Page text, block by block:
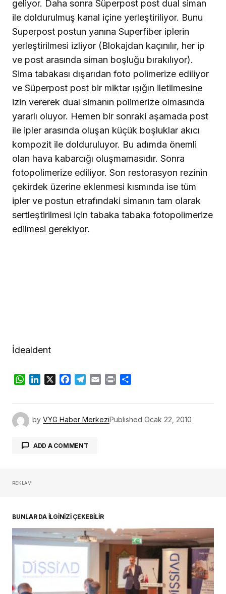
geliyor. Daha sonra Süperpost post dual siman
ile doldurulmuş kanal içine yerleştiriliyor. Bunu
Superpost postun yanına Superfiber iplerin
yerleştirilmesi izliyor (Blokajdan kaçınılır, her ip
ve post arasında siman boşluğu bırakılıyor).
Sima tabakası dışarıdan foto polimerize ediliyor
ve Süperpost post bir miktar ışığın iletilmesine
izin vererek dual simanın polimerize olmasında
yararlı oluyor. Hemen bir sonraki aşamada post
ile ipler arasında oluşan küçük boşluklar akıcı
kompozit ile dolduruluyor. Bu adımda önemli
olan hava kabarcığı oluşmamasıdır. Sonra
fotopolimerize ediliyor. Son restorasyon rezinin
çekirdek üzerine eklenmesi kısmında ise tüm
ipler ve postun etrafındaki simanın tam olarak
sertleştirilmesi için tabaka tabaka fotopolimerize
edilmesi gerekiyor.
İdealdent
WhatsApp
LinkedIn
X Facebook
Telegram
Email Print
by VYG Haber MerkeziPublished Ocak 22, 2010
ADD A COMMENT
REKLAM
BUNLAR DA İLGİNİZİ ÇEKEBİLİR